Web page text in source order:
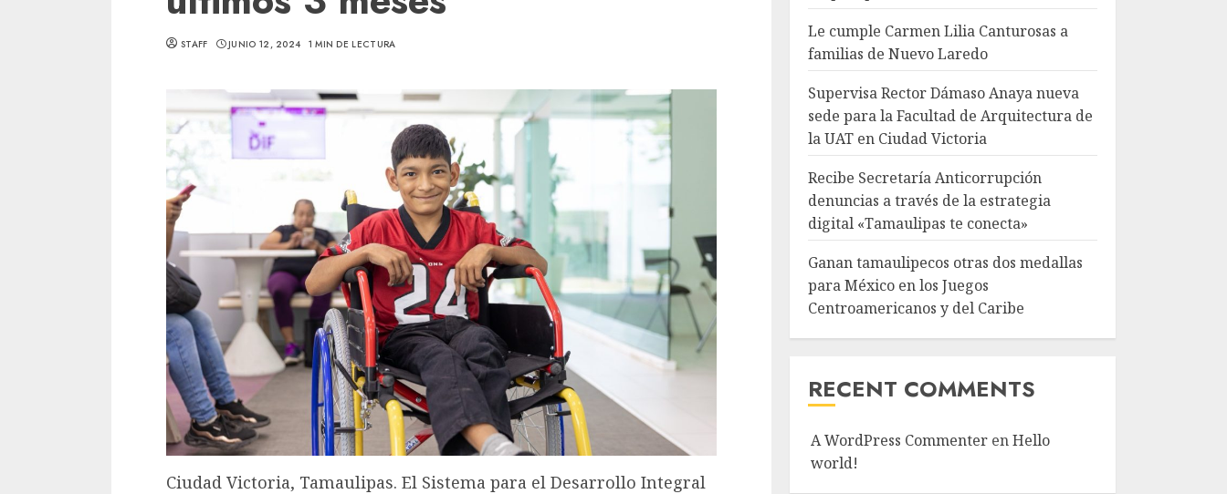
STAFF JUNIO 12, 2024 1 MIN DE LECTURA
Ciudad Victoria, Tamaulipas. El Sistema para el Desarrollo Integral
Le cumple Carmen Lilia Canturosas a
familias de Nuevo Laredo
Supervisa Rector Dámaso Anaya nueva
sede para la Facultad de Arquitectura de
la UAT en Ciudad Victoria
Recibe Secretaría Anticorrupción
denuncias a través de la estrategia
digital «Tamaulipas te conecta»
Ganan tamaulipecos otras dos medallas
para México en los Juegos
Centroamericanos y del Caribe
RECENT COMMENTS
A WordPress Commenter enHello
world!